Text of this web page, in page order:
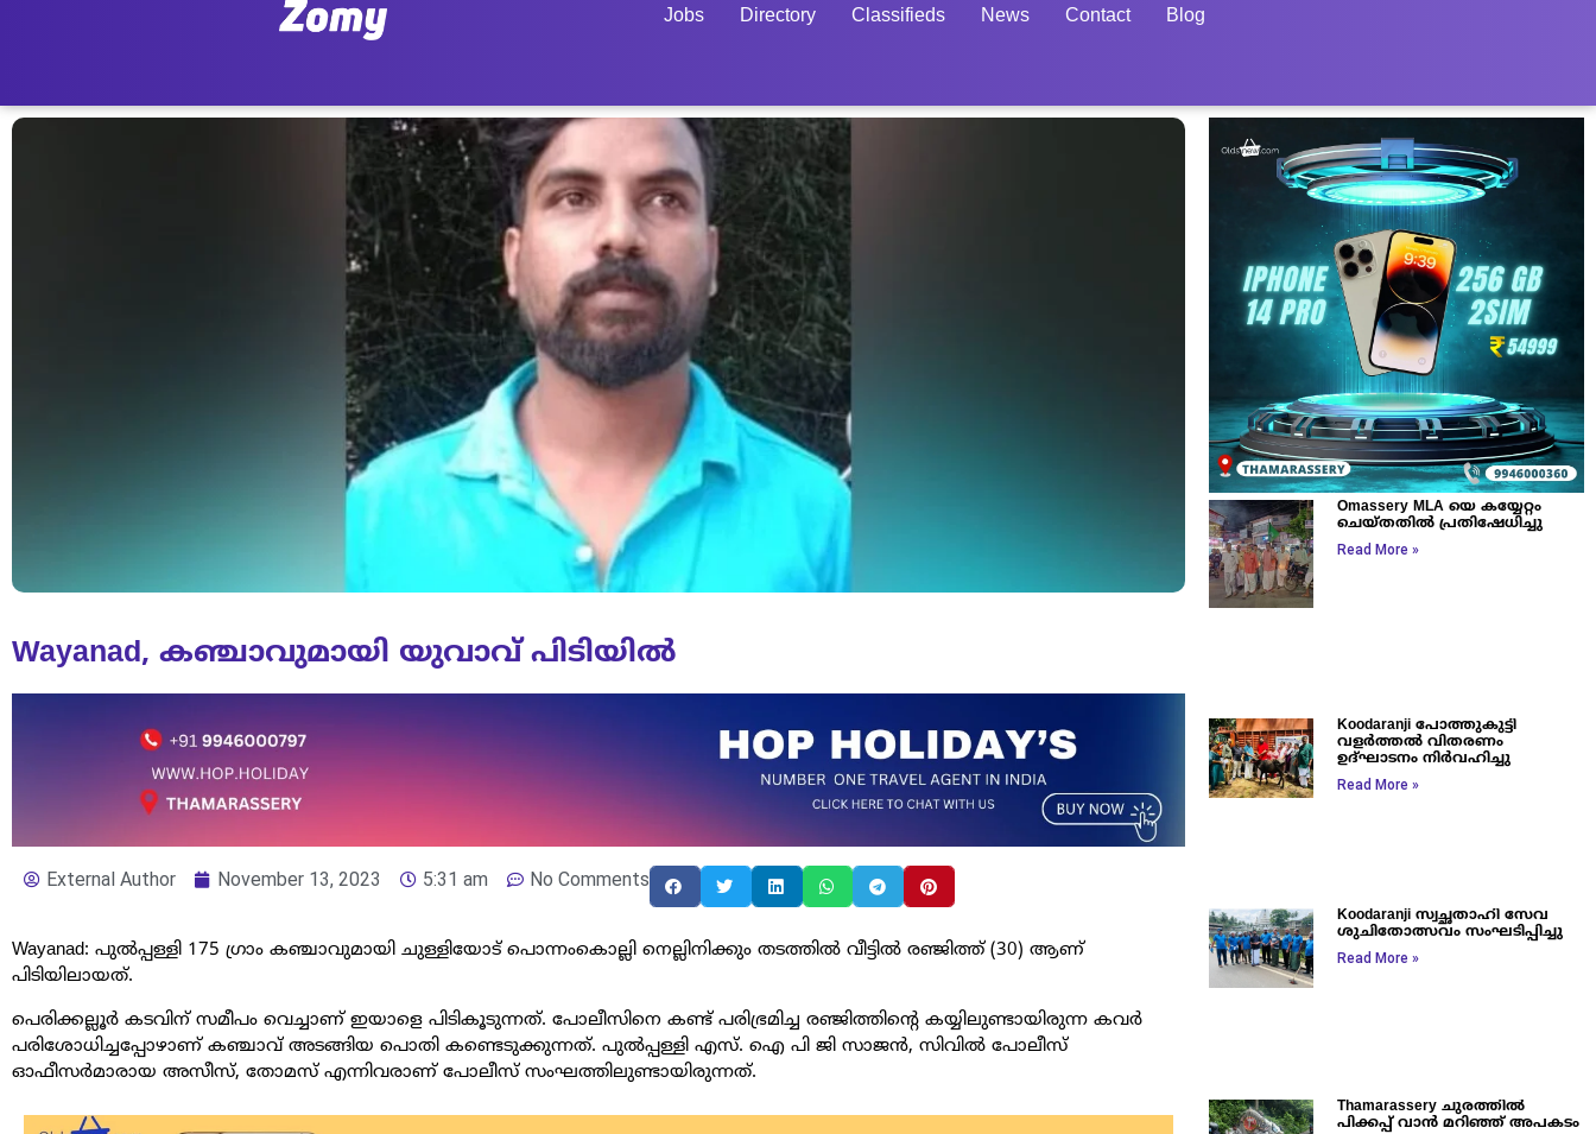
Jobs Directory Classifieds News Contact Blog
Wayanad, കഞ്ചാവുമായി യുവാവ് പിടിയില്‍
External Author November 13, 2023 5:31 am No Comments
Wayanad: പുല്‍പ്പള്ളി 175 ഗ്രാം കഞ്ചാവുമായി ചുള്ളിയോട് പൊന്നംകൊല്ലി നെല്ലിനിക്കും തടത്തിൽ വീട്ടിൽ രഞ്ജിത്ത് (30) ആണ്
പിടിയിലായത്.
പെരിക്കല്ലൂര്‍ കടവിന് സമീപം വെച്ചാണ് ഇയാളെ പിടികൂടുന്നത്. പോലീസിനെ കണ്ട് പരിഭ്രമിച്ച രഞ്ജിത്തിന്റെ കയ്യിലുണ്ടായിരുന്ന കവർ
പരിശോധിച്ചപ്പോഴാണ് കഞ്ചാവ് അടങ്ങിയ പൊതി കണ്ടെടുക്കുന്നത്. പുല്‍പ്പള്ളി എസ്. ഐ പി ജി സാജൻ, സിവില്‍ പോലീസ്
ഓഫീസർമാരായ അസീസ്, തോമസ് എന്നിവരാണ് പോലീസ് സംഘത്തിലുണ്ടായിരുന്നത്.
Omassery MLA യെ കയ്യേറ്റം
ചെയ്തതിൽ പ്രതിഷേധിച്ചു
Read More »
Koodaranji പോത്തുകുട്ടി
വളർത്തൽ വിതരണം
ഉദ്ഘാടനം നിർവഹിച്ചു
Read More »
Koodaranji സ്വച്ഛതാഹി സേവ
ശുചിതോത്സവം സംഘടിപ്പിച്ചു
Read More »
Thamarassery ചുരത്തിൽ
പിക്കപ്പ് വാൻ മറിഞ്ഞ് അപകടം